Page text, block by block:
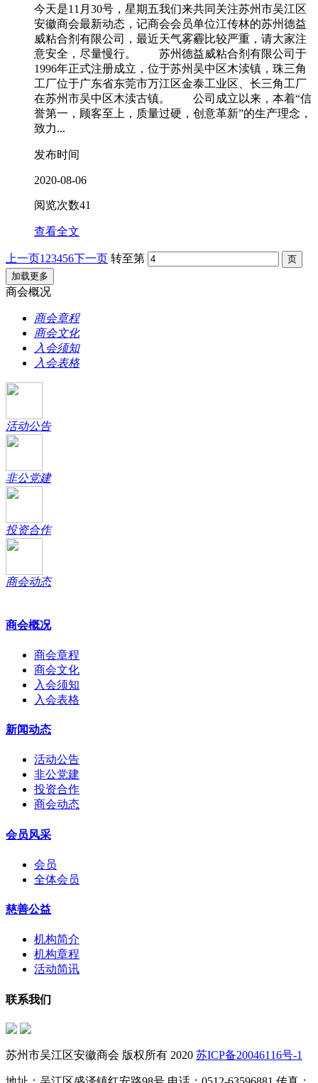
今天是11月30号，星期五我们来共同关注苏州市吴江区
安徽商会最新动态，记商会会员单位江传林的苏州德益
威粘合剂有限公司，最近天气雾霾比较严重，请大家注
意安全，尽量慢行。 苏州德益威粘合剂有限公司于
1996年正式注册成立，位于苏州吴中区木渎镇，珠三角
工厂位于广东省东莞市万江区金泰工业区、长三角工厂
在苏州市吴中区木渎古镇。 公司成立以来，本着“信
誉第一，顾客至上，质量过硬，创意革新”的生产理念，
致力...
发布时间
2020-08-06
阅览次数41
查看全文
上一页1 23456下一页 转至第
加载更多
商会概况
商会章程
商会文化
入会须知
入会表格
活动公告
非公党建
投资合作
商会动态
商会概况
商会章程
商会文化
入会须知
入会表格
新闻动态
活动公告
非公党建
投资合作
商会动态
会员风采
会员
全体会员
慈善公益
机构简介
机构章程
活动简讯
联系我们
苏州市吴江区安徽商会 版权所有 2020 苏ICP备20046116号-1